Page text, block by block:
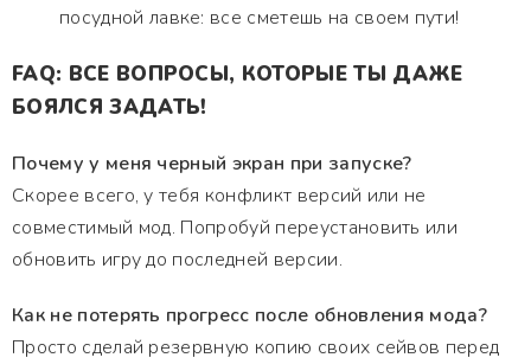
посудной лавке: все сметешь на своем пути!
FAQ: ВСЕ ВОПРОСЫ, КОТОРЫЕ ТЫ ДАЖЕ
БОЯЛСЯ ЗАДАТЬ!
Почему у меня черный экран при запуске?
Скорее всего, у тебя конфликт версий или не
совместимый мод. Попробуй переустановить или
обновить игру до последней версии.
Как не потерять прогресс после обновления мода?
Просто сделай резервную копию своих сейвов перед